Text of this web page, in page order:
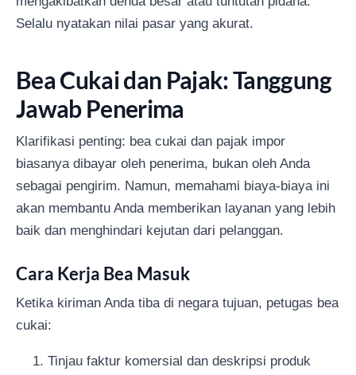
Selalu nyatakan nilai pasar yang akurat.
Bea Cukai dan Pajak: Tanggung
Jawab Penerima
Klarifikasi penting: bea cukai dan pajak impor
biasanya dibayar oleh penerima, bukan oleh Anda
sebagai pengirim. Namun, memahami biaya-biaya ini
akan membantu Anda memberikan layanan yang lebih
baik dan menghindari kejutan dari pelanggan.
Cara Kerja Bea Masuk
Ketika kiriman Anda tiba di negara tujuan, petugas bea
cukai:
Tinjau faktur komersial dan deskripsi produk